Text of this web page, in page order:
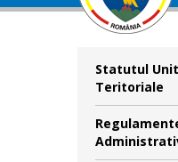
Statutul
Teritoriale